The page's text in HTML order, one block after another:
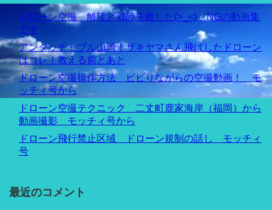
ドローン空撮 離陸と着陸失敗した(>_<) NGの動画集
です
アンタッチャブル山崎！ザキヤマさん飛ばしたドローン
はコレ！教える前とあと
ドローン空撮操作方法 ビビりながらの空撮動画！ モ
ッチィ号から
ドローン空撮テクニック 二丈町鹿家海岸（福岡）から
動画撮影 モッチィ号から
ドローン飛行禁止区域 ドローン規制の話し モッチィ
号
最近のコメント